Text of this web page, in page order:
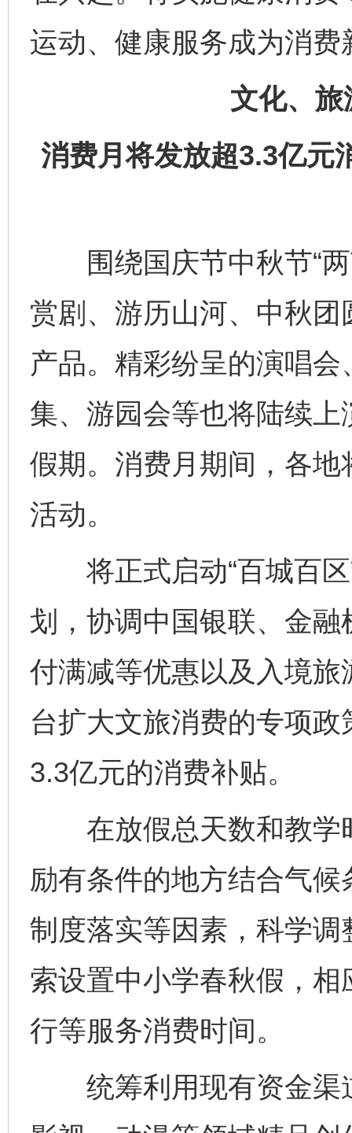
运动、健康服务成为消费
文化、
消费月将发放超3.3亿元
围绕国庆节中秋节“两
赏剧、游历山河、中秋
产品。精彩纷呈的演唱
集、游园会等也将陆续
假期。消费月期间，各
活动。
将正式启动“百城百区
划，协调中国银联、金
付满减等优惠以及入境
台扩大文旅消费的专项
3.3亿元的消费补贴。
在放假总天数和教学
励有条件的地方结合气
制度落实等因素，科学
索设置中小学春秋假，
行等服务消费时间。
统筹利用现有资金渠